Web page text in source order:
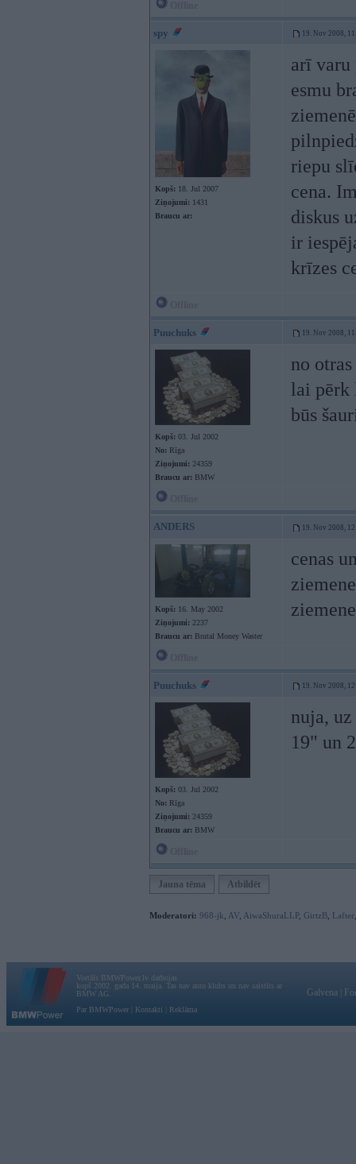
spy 19. Nov 2008,
Kopš: 18. Jul 2007
Ziņojumi: 1431
Braucu ar:
arī varu
esmu
riepu
cena.
diskus
ir
krīzes
Puuchuks 19. Nov 2008,
Kopš: 03. Jul 2002
No: Rīga
Ziņojumi: 24359
Braucu ar: BMW
no
lai pērk
būs
ANDERS 19. Nov 2008,
Kopš: 16. May 2002
Ziņojumi: 2237
Braucu ar: Brutal Money Waster
cenas
Puuchuks 19. Nov 2008,
Kopš: 03. Jul 2002
No: Rīga
Ziņojumi: 24359
Braucu ar: BMW
nuja,
19" un
Jauna tēma Atbildēt
Moderatori: 968-jk AV AiwaShuraLLP, GirtzB Lafter
Vortāls BMWPower.lv darbojas
kopš 2002. gada 14. maija. Tas nav auto klubs un nav saistīts ar
BMW AG.
Par BMWPower
Kontakti Reklāma
Galvena